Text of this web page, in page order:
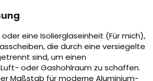
eine Isolierglaseinheit (Für mich),
die durch eine versiegelte
sind, um einen
oder Gashohlraum zu schaffen.
Maßstab für moderne Aluminium-